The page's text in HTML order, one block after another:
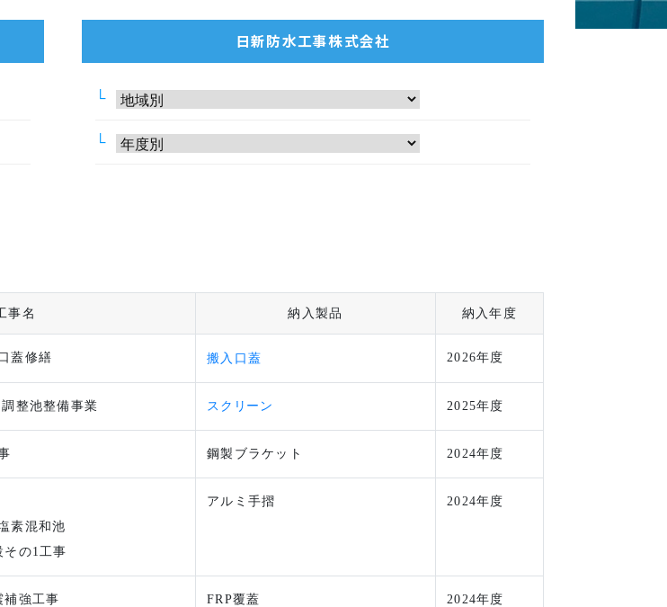
日新防水工事株式会社
事名 納入製品 納入年度
蓋修繕 搬入口蓋 2026年度
整池整備事業 スクリーン 2025年度
鋼製ブラケット 2024年度
素混和池
その1工事
アルミ手摺 2024年度
補強工事 FRP覆蓋 2024年度